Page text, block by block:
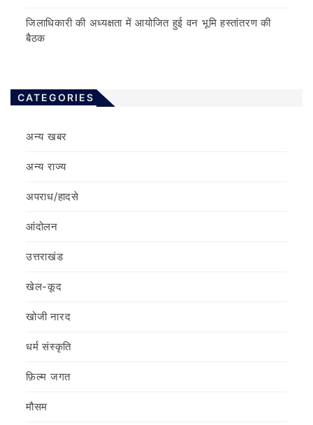
जिलाधिकारी की अध्यक्षता में आयोजित हुई वन भूमि हस्तांतरण की
बैठक
CATEGORIES
अन्य खबर
अन्य राज्य
अपराध/हादसे
आंदोलन
उत्तराखंड
खेल-कूद
खोजी नारद
धर्म संस्कृति
फ़िल्‍म जगत
मौसम